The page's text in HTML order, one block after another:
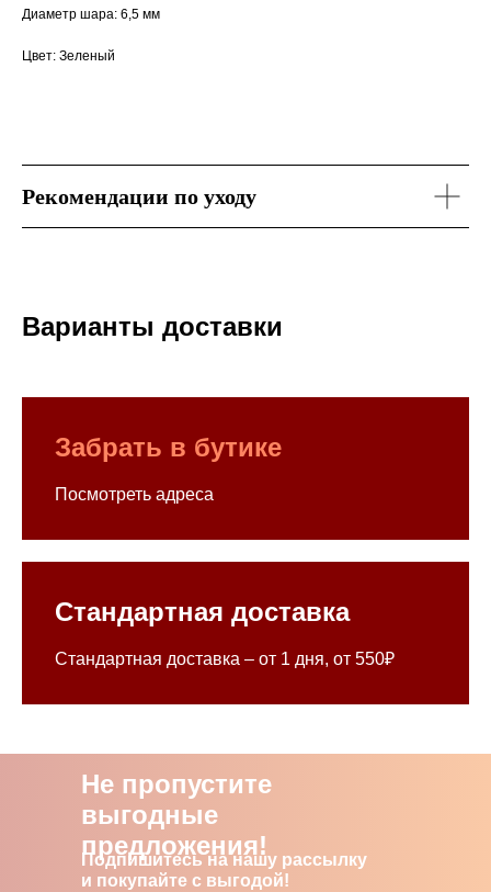
Диаметр шара: 6,5 мм
Цвет: Зеленый
Рекомендации по уходу
Варианты доставки
Забрать в бутике
Посмотреть адреса
Стандартная доставка
Стандартная доставка – от 1 дня, от 550₽
Не пропустите
выгодные
предложения!
Подпишитесь на нашу рассылку
и покупайте с выгодой!